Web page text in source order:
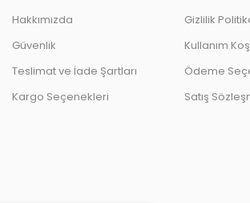
Hakkımızda
Güvenlik
Teslimat ve İade Şartları
Kargo Seçenekleri
Gizlilik
Kullanım
Ödeme
Satış